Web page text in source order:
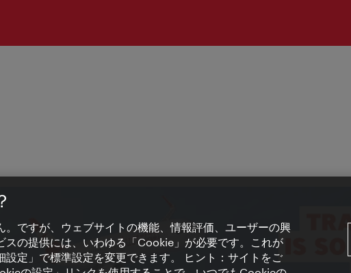
。ですが、ウェブサイトの機能、情報評価、ユーザーの興
スの提供には、いわゆる「Cookie」が必要です。これが
定」で標準設定を変更できます。 ヒント：サイトをご